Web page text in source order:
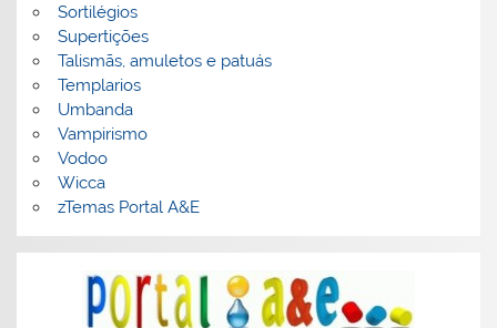
Sortilégios
Supertições
Talismãs, amuletos e patuás
Templarios
Umbanda
Vampirismo
Vodoo
Wicca
zTemas Portal A&E